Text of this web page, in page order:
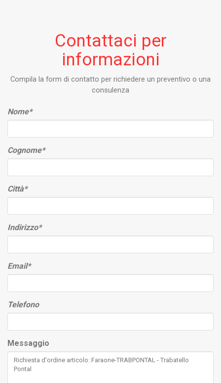
Contattaci per
informazioni
Compila la form di contatto per richiedere un preventivo o una
consulenza
Nome*
Cognome*
Città*
Indirizzo*
Email*
Telefono
Messaggio